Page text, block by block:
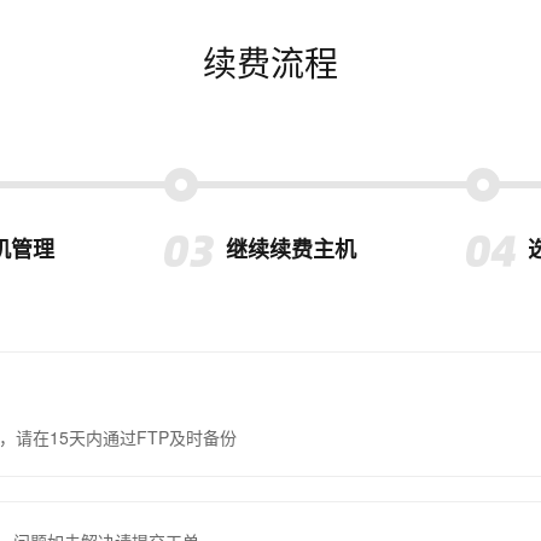
续费流程
管理 继续续费主机
请在15天内通过FTP及时备份